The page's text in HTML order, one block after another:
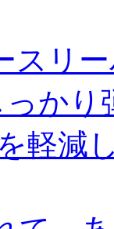
スリ
っか
軽減